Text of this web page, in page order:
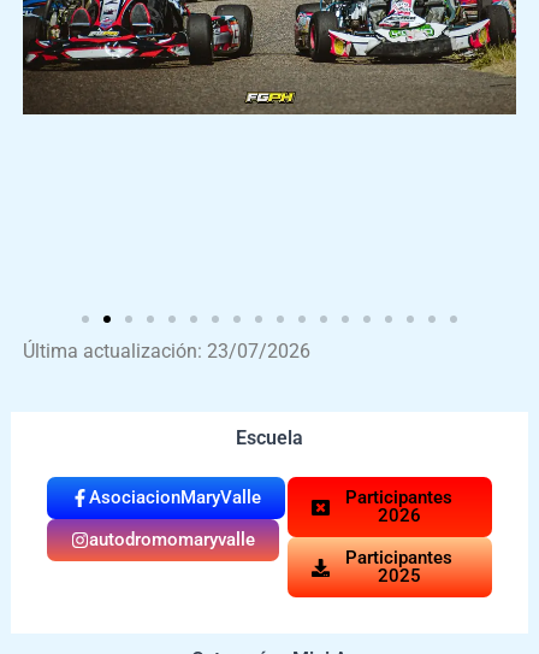
Última actualización: 23/07/2026
Escuela
AsociacionMaryValle
autodromomaryvalle
Participantes
2026
Participantes
2025